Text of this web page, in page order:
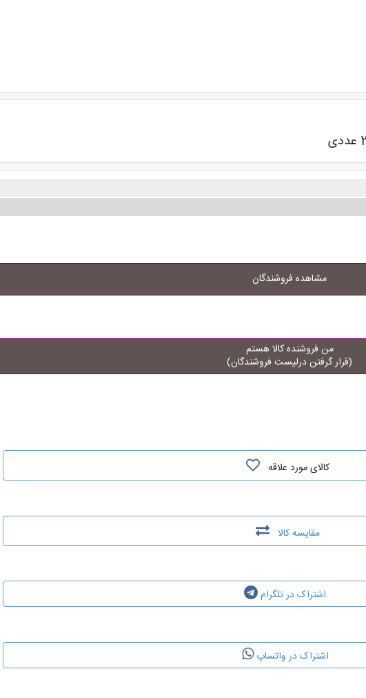
مشاهده فروشندگان
من فروشنده کالا هستم
(قرار گرفتن درلیست فروشندگان)
کالای مورد علاقه
مقایسه کالا
اشتراک در تلگرام
اشتراک در واتساپ